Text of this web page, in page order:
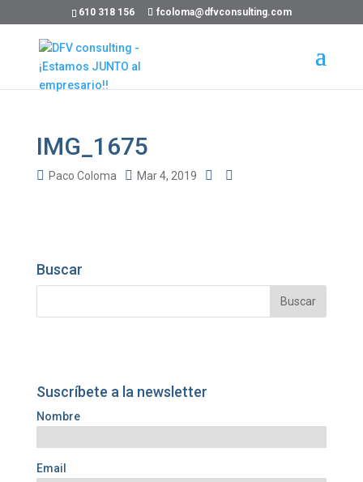
610 318 156 fcoloma@dfvconsulting.com
IMG_1675
Paco Coloma Mar 4, 2019
Buscar
Suscríbete a la newsletter
Nombre
Email